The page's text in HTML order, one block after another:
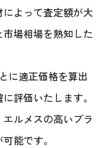
よって査定額が大
場相場を熟知した
に適正価格を算出
評価いたします。
ルメスの高いブラ
能です。